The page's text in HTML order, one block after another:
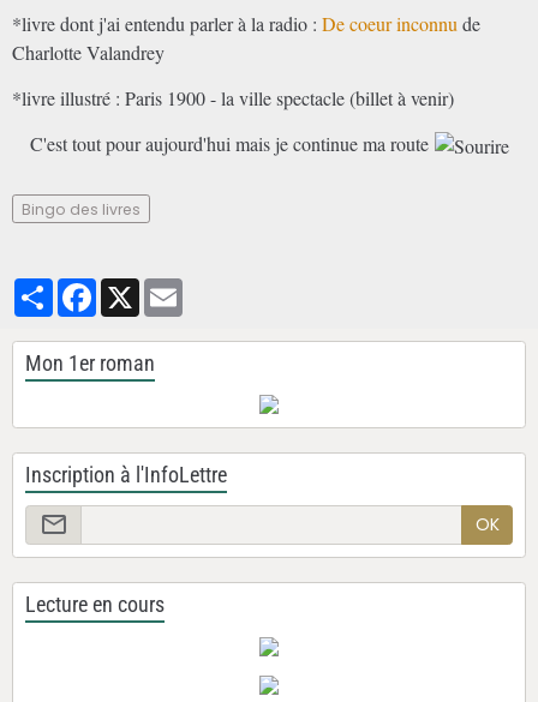
*livre dont j'ai entendu parler à la radio : De coeur inconnu de
Charlotte Valandrey
*livre illustré : Paris 1900 - la ville spectacle (billet à venir)
C'est tout pour aujourd'hui mais je continue ma route
Bingo des livres
PartagerFacebook
X
Mon 1er roman
Inscription à l'InfoLettre
OK
Lecture en cours